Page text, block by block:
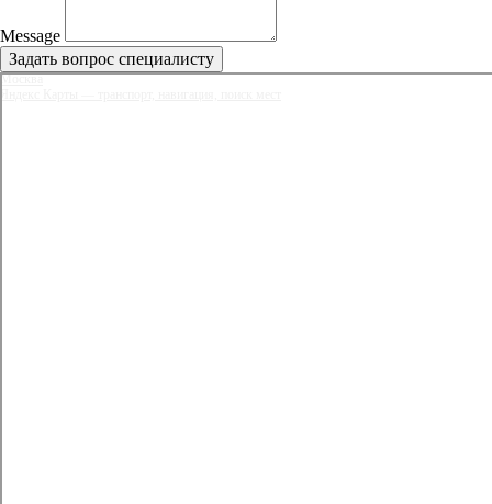
Message
Задать вопрос специалисту
Москва